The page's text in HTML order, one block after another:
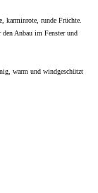
karminrote, runde Früchte.
den Anbau im Fenster und
warm und windgeschützt